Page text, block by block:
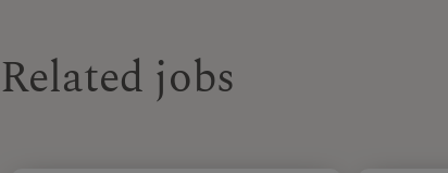
Related jobs